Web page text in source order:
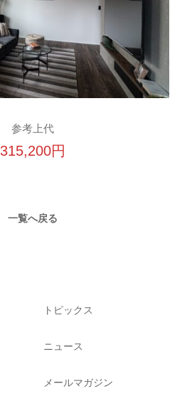
参考上代
315,200円
一覧へ戻る
トピックス
ニュース
メールマガジン